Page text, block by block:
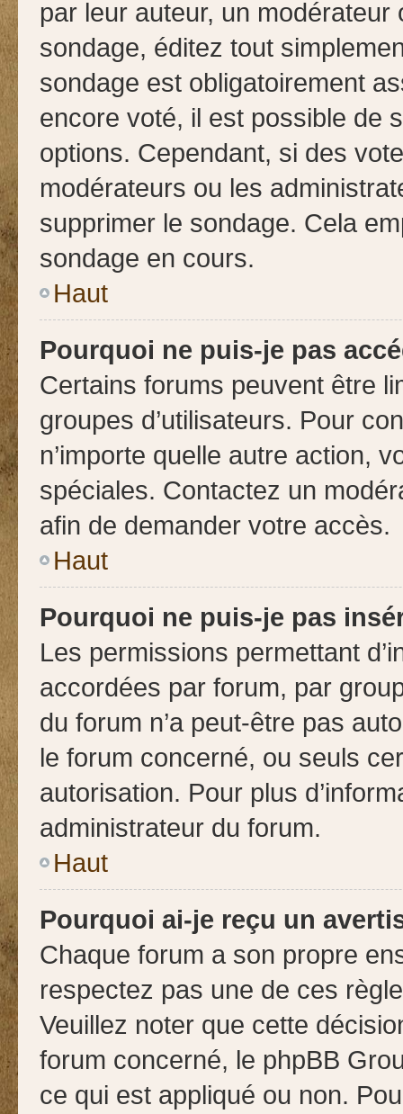
par leur auteur, un
sondage, éditez tout
sondage est obligatoirement
encore voté, il est possible de
options. Cependant, si des
modérateurs ou les
supprimer le sondage. Cela
sondage en cours.
Haut
Pourquoi ne puis-je pas
Certains forums peuvent être
groupes d’utilisateurs. Pour
n’importe quelle autre action,
spéciales. Contactez un
afin de demander votre accès.
Haut
Pourquoi ne puis-je pas
Les permissions permettant
accordées par forum, par
du forum n’a peut-être pas
le forum concerné, ou seuls
autorisation. Pour plus
administrateur du forum.
Haut
Pourquoi ai-je reçu un
Chaque forum a son propre
respectez pas une de ces
Veuillez noter que cette
forum concerné, le phpBB
ce qui est appliqué ou non.